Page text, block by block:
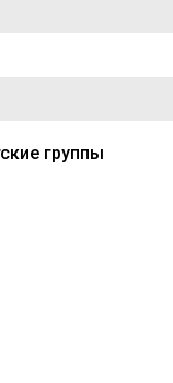
группы